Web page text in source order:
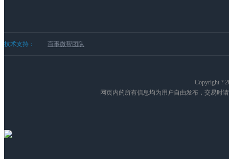
技术支持： 百事微帮团队
Copyright ?
网页内的所有信息均为用户自由发布，交易时